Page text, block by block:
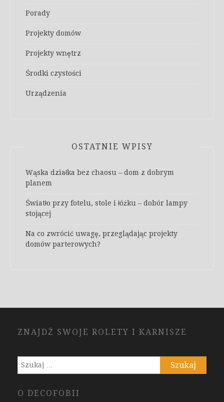
Porady
Projekty domów
Projekty wnętrz
Środki czystości
Urządzenia
OSTATNIE WPISY
Wąska działka bez chaosu – dom z dobrym
planem
Światło przy fotelu, stole i łóżku – dobór lampy
stojącej
Na co zwrócić uwagę, przeglądając projekty
domów parterowych?
ZNAJDŹ SWOJE ROLETY I KARNISZE
Szukaj:
O DECOFOBII